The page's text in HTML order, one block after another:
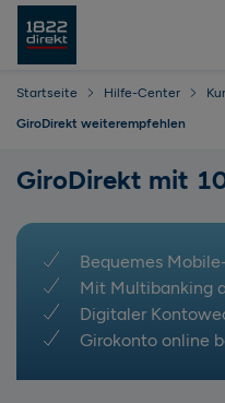
Startseite Hilfe-Center
GiroDirekt weiterempfehlen
GiroDirekt mit
Bequemes
Mit Multibanking
Digitaler
Girokonto online